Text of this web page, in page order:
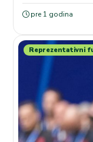
pre 1 godina
Reprezentativni